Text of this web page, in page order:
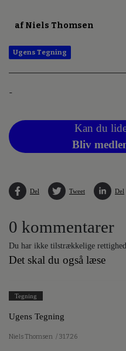
af Niels Thomsen
Ugens Tegning
-
Kan du
Bliv
Del Tweet Del
0 kommentarer
Du har ikke tilstrækkelige
Det skal du også læse
Tegning
Ugens Tegning
Niels Thomsen / 31.7.26